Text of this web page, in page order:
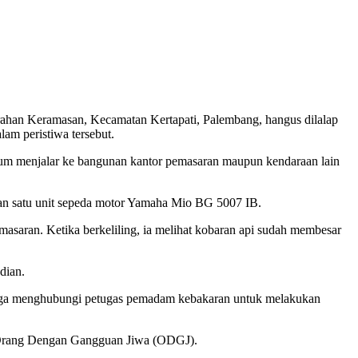
Keramasan, Kecamatan Kertapati, Palembang, hangus dilalap
peristiwa tersebut.
menjalar ke bangunan kantor pemasaran maupun kendaraan lain
satu unit sepeda motor Yamaha Mio BG 5007 IB.
Ketika berkeliling, ia melihat kobaran api sudah membesar
menghubungi petugas pemadam kebakaran untuk melakukan
Dengan Gangguan Jiwa (ODGJ).